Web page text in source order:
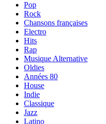
Pop
Rock
Chansons françaises
Electro
Hits
Rap
Musique Alternative
Oldies
Années 80
House
Indie
Classique
Jazz
Latino